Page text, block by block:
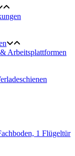
Arbeitsplattformen
1 Flügeltür